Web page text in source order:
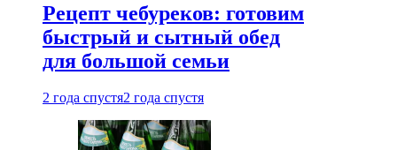
Рецепт чебуреков: готовим
быстрый и сытный обед
для большой семьи
2 года спустя2 года спустя